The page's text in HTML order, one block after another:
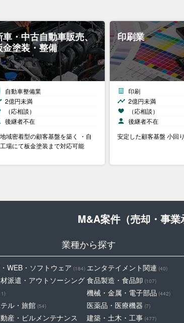
車・中古自動車販売、
金塗装・整備
自動車整備業
2億円未満
（応相談）
後継者不在
地域密着型の顧客基盤を築く ・自
場にて板金塗装まで対応可能
印刷業
印刷
2億円未満
（応相談）
後継者不在
安定した顧客基盤 小回
M&A案件（売却・事
業種から探す
WEB・ソフトウェア (184)
派遣・アウトソーシング
ル・旅館 (54)
産・ビルメンテナンス
エンタテイメント関連 (40)
食品製造・食品卸 (107)
機械・金属・電子部品 (442)
医薬品・医療機器 (7)
建築・土木・工事 (477)